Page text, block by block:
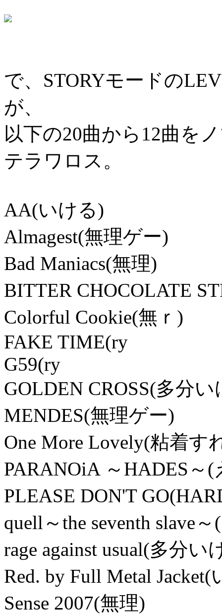
で、STORYモードの
が、
以下の20曲から12曲を
テラワロス。
AA(いける)
Almagest(無理ゲー)
Bad Maniacs(無理)
BITTER CHOCOLATE
Colorful Cookie(無ｒ)
FAKE TIME(ry
G59(ry
GOLDEN CROSS(多分い
MENDES(無理ゲー)
One More Lovely(粘着
PARANOiA ～HADES～(
PLEASE DON'T
quell～the seventh slave
rage against usual(多分い
Red. by Full Metal Jacket(
Sense 2007(無理)